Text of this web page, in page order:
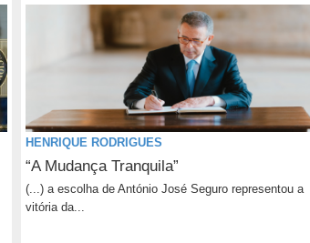
HENRIQUE RODRIGUES
“A Mudança Tranquila”
(...) a escolha de António José Seguro representou a
vitória da...